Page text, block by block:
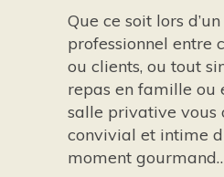
Que ce soit lors
professionnel entre
ou clients, ou tout
repas en famille ou
salle privative vous
convivial et intime
moment